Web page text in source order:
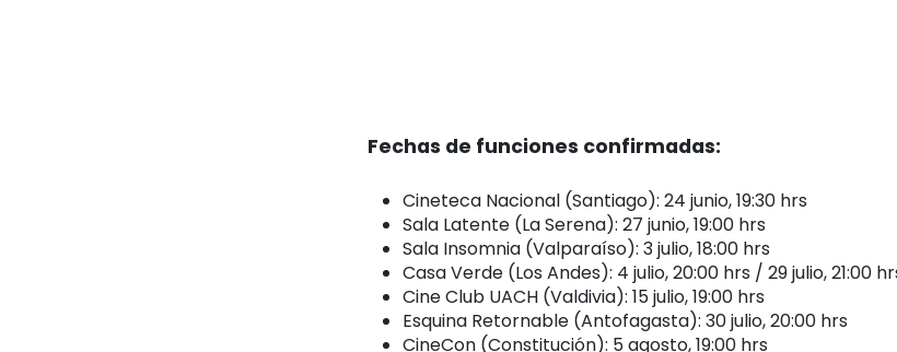
Fechas de funciones confirmadas:
Cineteca Nacional (Santiago): 24 junio, 19:30 hrs
Sala Latente (La Serena): 27 junio, 19:00 hrs
Sala Insomnia (Valparaíso): 3 julio, 18:00 hrs
Casa Verde (Los Andes): 4 julio, 20:00 hrs / 29 julio, 21:00
Cine Club UACH (Valdivia): 15 julio, 19:00 hrs
Esquina Retornable (Antofagasta): 30 julio, 20:00 hrs
CineCon (Constitución): 5 agosto, 19:00 hrs